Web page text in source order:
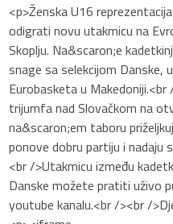
<p>Ženska U16
odigrati novu utakmicu na
Skoplju. Na&scaron;e
snage sa selekcijom Danske,
Eurobasketa u
trijumfa nad Slovačkom na
na&scaron;em taboru
ponove dobru partiju i nadaju
<br />Utakmicu između
Danske možete pratiti uživo
youtube kanalu.<br /><br /